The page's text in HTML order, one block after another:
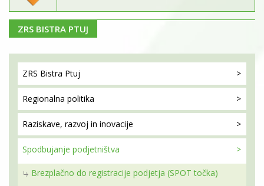
ZRS BISTRA PTUJ
ZRS Bistra Ptuj
Regionalna politika
Raziskave, razvoj in inovacije
Spodbujanje podjetništva
Brezplačno do registracije podjetja (SPOT točka)